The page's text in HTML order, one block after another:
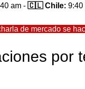
am - 🇨🇱 Chile: 9:40
de mercado se
por